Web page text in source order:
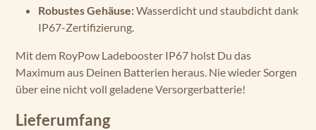
Robustes Gehäuse:Wasserdicht und staubdicht dank
IP67-Zertifizierung.
Mit dem RoyPow Ladebooster IP67 holst Du das
Maximum aus Deinen Batterien heraus. Nie wieder Sorgen
über eine nicht voll geladene Versorgerbatterie!
Lieferumfang